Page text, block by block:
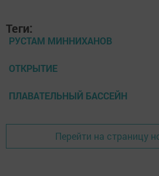
Теги:
РУСТАМ МИННИХАНОВ
ОТКРЫТИЕ
ПЛАВАТЕЛЬНЫЙ БАССЕЙН
Перейти на страницу